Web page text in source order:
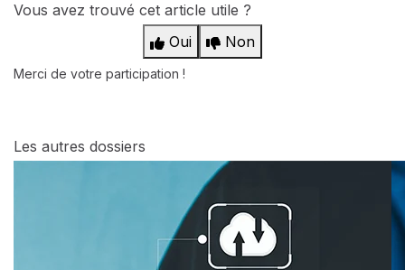
Vous avez trouvé cet article utile ?
Oui
Non
Merci de votre participation !
Les autres dossiers